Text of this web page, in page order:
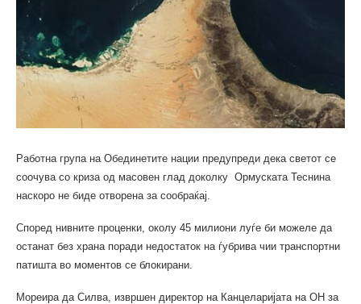
Работна група на Обединетите нации предупреди дека светот се
соочува со криза од масовен глад доколку Ормуската Теснина
наскоро не биде отворена за сообраќај.
Според нивните проценки, околу 45 милиони луѓе би можеле да
останат без храна поради недостаток на ѓубрива чии транспортни
патишта во моментов се блокирани.
Мореира да Силва, извршен директор на Канцеларијата на ОН за